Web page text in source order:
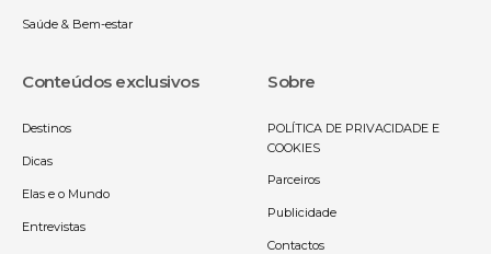
Saúde & Bem-estar
Conteúdos exclusivos
Destinos
Dicas
Elas e o Mundo
Entrevistas
Sobre
POLÍTICA DE PRIVACIDADE E
COOKIES
Parceiros
Publicidade
Contactos